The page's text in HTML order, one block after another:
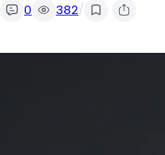
0 382/